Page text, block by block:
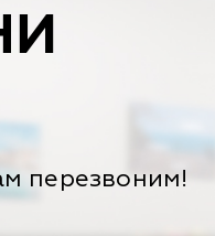
перезвоним!